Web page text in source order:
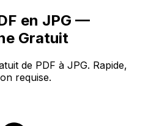
en JPG —
Gratuit
de PDF à JPG. Rapide,
requise.